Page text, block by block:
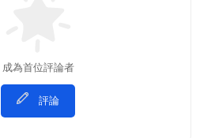
成為首位評論者
評論